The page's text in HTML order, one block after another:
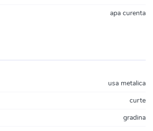
apa curenta
usa metalica
curte
gradina